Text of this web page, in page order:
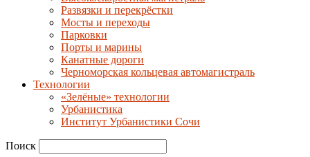
Развязки и перекрёстки
Мосты и переходы
Парковки
Порты и марины
Канатные дороги
Черноморская кольцевая автомагистраль
Технологии
«Зелёные» технологии
Урбанистика
Институт Урбанистики Сочи
Поиск